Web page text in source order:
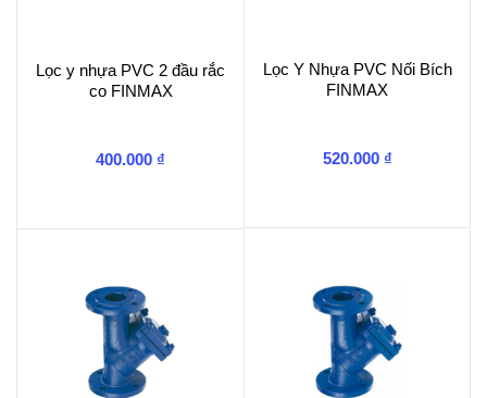
Lọc y nhựa PVC 2 đầu rắc
co FINMAX
400.000 ₫
Lọc Y Nhựa PVC Nối Bích
FINMAX
520.000 ₫